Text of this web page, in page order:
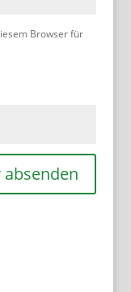
Browser für